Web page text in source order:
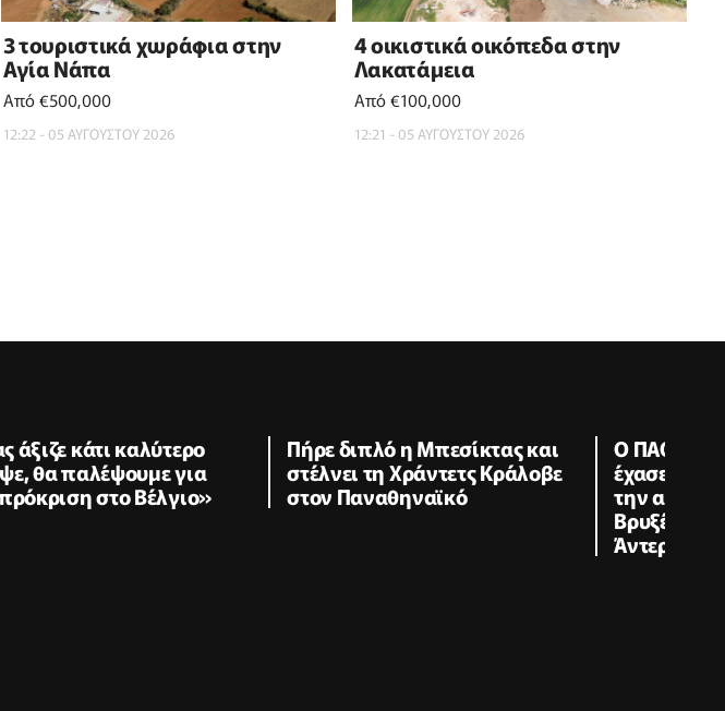
3 τουριστικά χωράφια στην
Αγία Νάπα
Από €500,000
12:22 - 05 ΑΥΓΟΥΣΤΟΥ 2026
4 οικιστικά οικόπεδα στην
Λακατάμεια
Από €100,000
12:21 - 05 ΑΥΓΟΥΣΤΟΥ 2026
άξιζε κάτι καλύτερο
θα παλέψουμε για
στο Βέλγιο»
Πήρε διπλό η Μπεσίκτας και
στέλνει τη Χράντετς Κράλοβε
στον Παναθηναϊκό
Ο ΠΑΟΚ
έχασε
την
Βρυξέλλες
Άντερλεχτ